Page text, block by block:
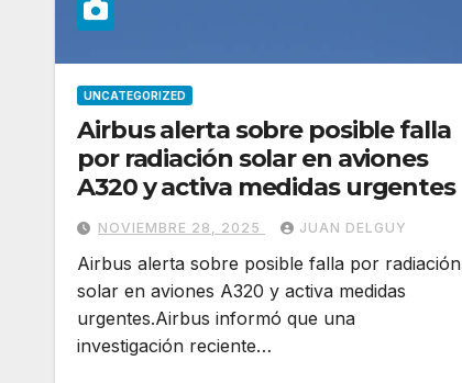
UNCATEGORIZED
Airbus alerta sobre posible falla
por radiación solar en aviones
A320 y activa medidas urgentes
NOVIEMBRE 28, 2025 JUAN DELGUY
Airbus alerta sobre posible falla por radiación
solar en aviones A320 y activa medidas
urgentes.Airbus informó que una
investigación reciente…